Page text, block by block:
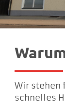
Wir stehen
schnelles